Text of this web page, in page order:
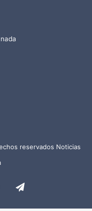
reservados Noticias
Telegram